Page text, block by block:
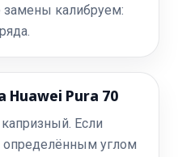
замены калибруем:
Huawei Pura 70
Если
определённым углом